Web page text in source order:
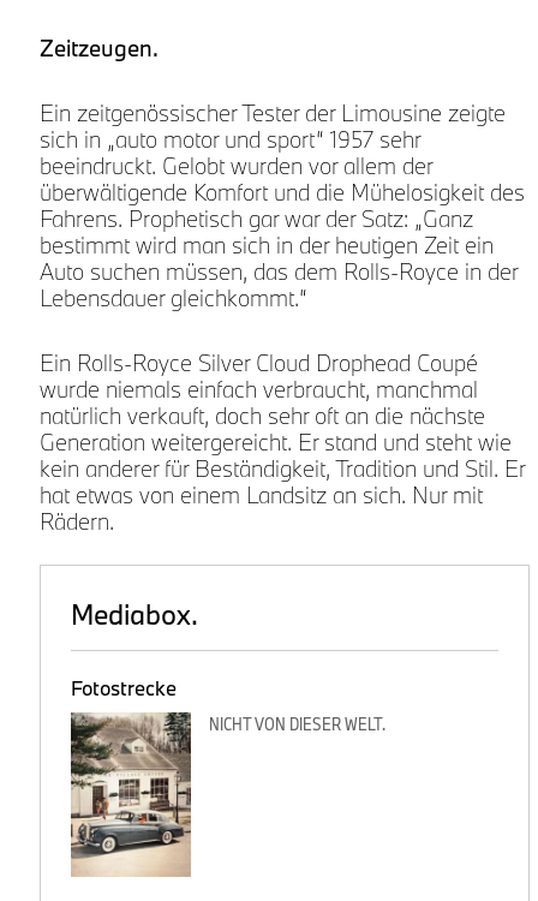
Zeitzeugen.
Ein zeitgenössischer Tester der Limousine zeigte
sich in „auto motor und sport“ 1957 sehr
beeindruckt. Gelobt wurden vor allem der
überwältigende Komfort und die Mühelosigkeit des
Fahrens. Prophetisch gar war der Satz: „Ganz
bestimmt wird man sich in der heutigen Zeit ein
Auto suchen müssen, das dem Rolls-Royce in der
Lebensdauer gleichkommt.“
Ein Rolls-Royce Silver Cloud Drophead Coupé
wurde niemals einfach verbraucht, manchmal
natürlich verkauft, doch sehr oft an die nächste
Generation weitergereicht. Er stand und steht wie
kein anderer für Beständigkeit, Tradition und Stil. Er
hat etwas von einem Landsitz an sich. Nur mit
Rädern.
Mediabox.
Fotostrecke
NICHT VON DIESER WELT.